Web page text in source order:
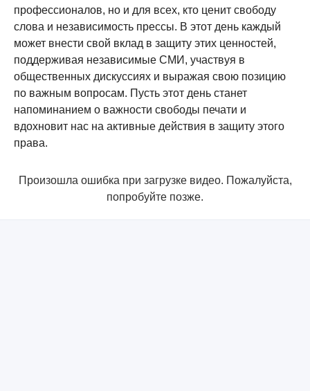
профессионалов, но и для всех, кто ценит свободу
слова и независимость прессы. В этот день каждый
может внести свой вклад в защиту этих ценностей,
поддерживая независимые СМИ, участвуя в
общественных дискуссиях и выражая свою позицию
по важным вопросам. Пусть этот день станет
напоминанием о важности свободы печати и
вдохновит нас на активные действия в защиту этого
права.
Произошла ошибка при загрузке видео. Пожалуйста,
попробуйте позже.